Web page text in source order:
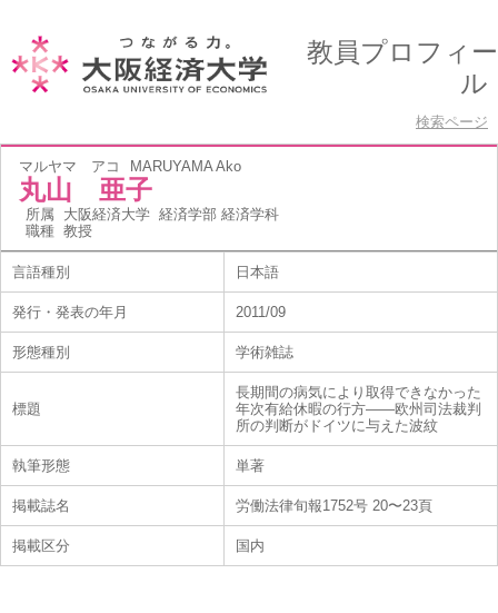
教員プロフィー
ル
検索ページ
マルヤマ アコ MARUYAMA Ako
丸山 亜子
所属 大阪経済大学 経済学部 経済学科
職種 教授
言語種別 日本語
発行・発表の年月 2011/09
形態種別 学術雑誌
標題
長期間の病気により取得できなかった
年次有給休暇の行方――欧州司法裁判
所の判断がドイツに与えた波紋
執筆形態 単著
掲載誌名 労働法律旬報1752号 20〜23頁
掲載区分 国内